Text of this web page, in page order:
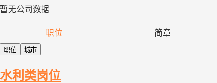
暂无公司数据
职位 简章
职位 城市
水利类岗位